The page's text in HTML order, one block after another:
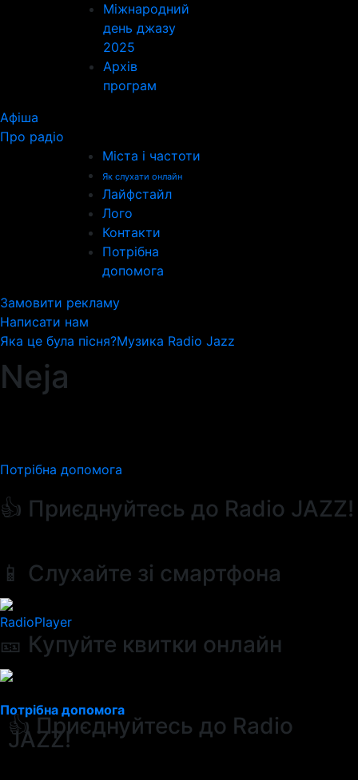
Міжнародний
день джазу
2025
Архів
програм
Афіша
Про радіо
Міста і частоти
Як слухати онлайн
Лайфстайл
Лого
Контакти
Потрібна
допомога
Замовити рекламу
Написати нам
Яка це була пісня?Музика Radio Jazz
Neja
Потрібна допомога
👍 Приєднуйтесь до Radio JAZZ!
📱 Слухайте зі смартфона
RadioPlayer
🎫 Купуйте квитки онлайн
Потрібна допомога
👍 Приєднуйтесь до Radio
JAZZ!